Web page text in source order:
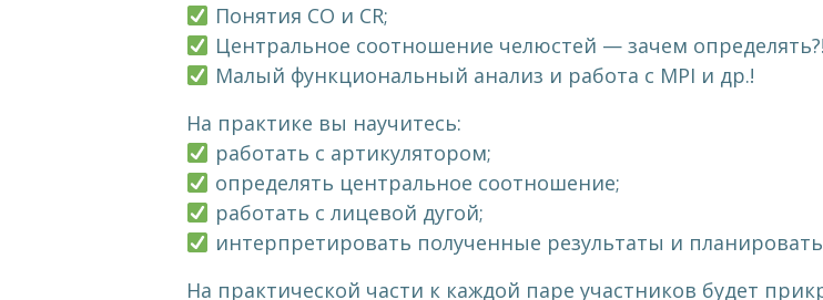
Понятия СО и СR;
Центральное соотношение челюстей — зачем определять?!
Малый функциональный анализ и работа с MPI и др.!
На практике вы научитесь:
работать с артикулятором;
определять центральное соотношение;
работать с лицевой дугой;
интерпретировать полученные результаты и
На практической части к каждой паре участников будет